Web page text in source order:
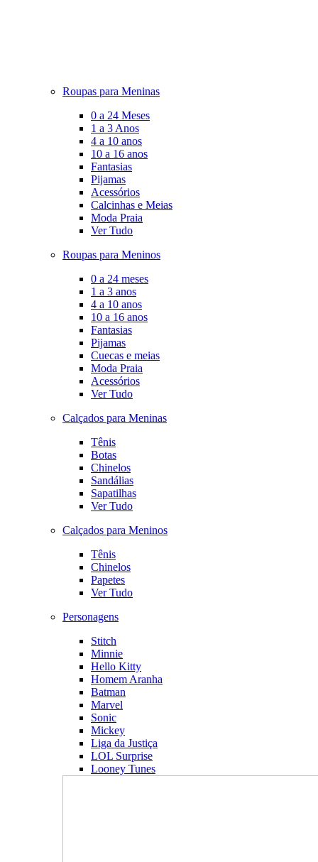
Roupas para Meninas
0 a 24 Meses
1 a 3 Anos
4 a 10 anos
10 a 16 anos
Fantasias
Pijamas
Acessórios
Calcinhas e Meias
Moda Praia
Ver Tudo
Roupas para Meninos
0 a 24 meses
1 a 3 anos
4 a 10 anos
10 a 16 anos
Fantasias
Pijamas
Cuecas e meias
Moda Praia
Acessórios
Ver Tudo
Calçados para Meninas
Tênis
Botas
Chinelos
Sandálias
Sapatilhas
Ver Tudo
Calçados para Meninos
Tênis
Chinelos
Papetes
Ver Tudo
Personagens
Stitch
Minnie
Hello Kitty
Homem Aranha
Batman
Marvel
Sonic
Mickey
Liga da Justiça
LOL Surprise
Looney Tunes